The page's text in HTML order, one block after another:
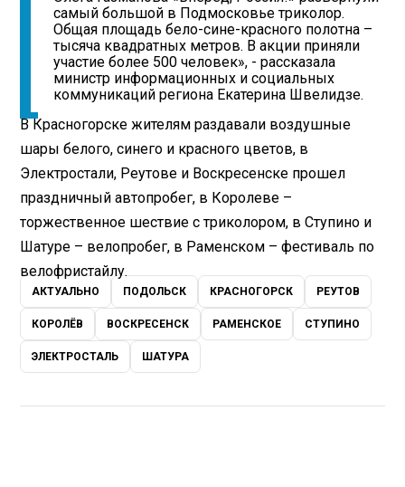
самый большой в Подмосковье триколор.
Общая площадь бело-сине-красного полотна –
тысяча квадратных метров. В акции приняли
участие более 500 человек», - рассказала
министр информационных и социальных
коммуникаций региона Екатерина Швелидзе.
В Красногорске жителям раздавали воздушные
шары белого, синего и красного цветов, в
Электростали, Реутове и Воскресенске прошел
праздничный автопробег, в Королеве –
торжественное шествие с триколором, в Ступино и
Шатуре – велопробег, в Раменском – фестиваль по
велофристайлу.
АКТУАЛЬНО ПОДОЛЬСК КРАСНОГОРСК РЕУТОВ
КОРОЛЁВ ВОСКРЕСЕНСК РАМЕНСКОЕ СТУПИНО
ЭЛЕКТРОСТАЛЬ ШАТУРА